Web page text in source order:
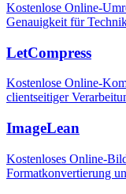
Kostenlose Online-
Genauigkeit für
LetCompress
Kostenlose Online-
clientseitiger
ImageLean
Kostenloses Online-
Formatkonvertierung